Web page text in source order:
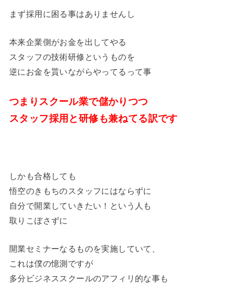
まず採用に困る事はありませんし
本来企業側がお金を出してやる
スタッフの技術研修というものを
逆にお金を貰いながらやってるって事
つまりスクール業で儲かりつつ
スタッフ採用と研修も兼ねてる訳です
しかも合格しても
悟空のきもちのスタッフにはならずに
自分で開業していきたい！という人も
取りこぼさずに
開業セミナーなるものを実施していて、
これは僕の憶測ですが
多分ビジネススクールのアフィリ的な事も